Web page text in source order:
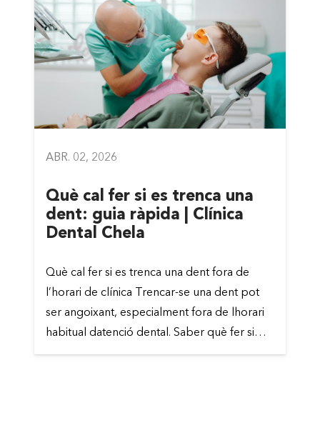
ABR. 02, 2026
Què cal fer si es trenca una
dent: guia ràpida | Clínica
Dental Chela
Què cal fer si es trenca una dent fora de
l’horari de clínica Trencar-se una dent pot
ser angoixant, especialment fora de lhorari
habitual datenció dental. Saber què fer si…